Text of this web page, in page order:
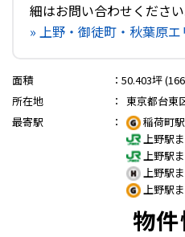
細はお問い合わせください
» 上野・御徒町・秋葉原
面積 ： 50.403坪
所在地
：
東京都台東
最寄駅
：
稲荷町
上野駅
上野駅
上野駅
上野駅
物